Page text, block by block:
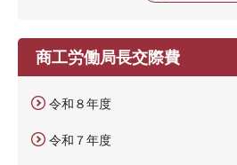
商工労働局長交際費
令和８年度
令和７年度